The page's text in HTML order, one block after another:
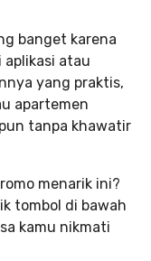
banget karena
aplikasi atau
yang praktis,
apartemen
tanpa khawatir
menarik ini?
tombol di bawah
kamu nikmati